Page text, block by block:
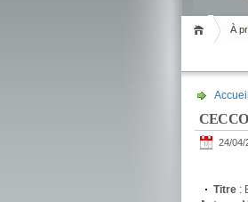
À
Accueil
24/04/
Titre :